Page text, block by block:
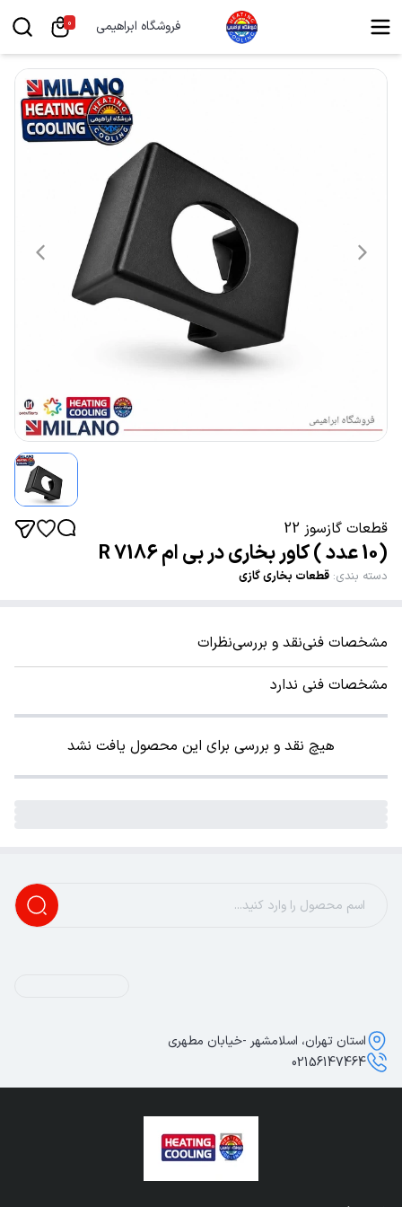
فروشگاه ابراهیمی 0
قطعات گازسوز 22
(10 عدد ) کاور بخاری در بی ام R 7186
دسته بندی: قطعات بخاری گازی
مشخصات فنینقد و بررسینظرات
مشخصات فنی ندارد
هیچ نقد و بررسی برای این محصول یافت نشد
استان تهران، اسلامشهر -خیابان مطهری
02156147464